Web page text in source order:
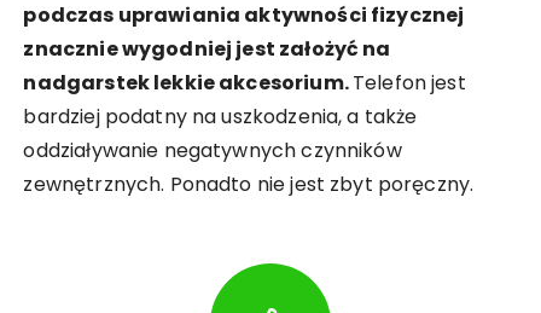
podczas uprawiania aktywności fizycznej
znacznie wygodniej jest założyć na
nadgarstek lekkie akcesorium.Telefon jest
bardziej podatny na uszkodzenia, a także
oddziaływanie negatywnych czynników
zewnętrznych. Ponadto nie jest zbyt poręczny.